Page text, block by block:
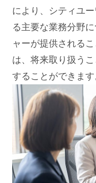
により、シティユ
る主要な業務分野
ャーが提供される
は、将来取り扱う
することができます